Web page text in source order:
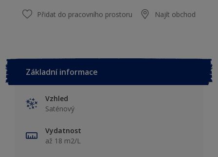
Přidat do pracovního prostoru Najít obchod
Základní informace
Vzhled
Saténový
Vydatnost
až 18 m2/L